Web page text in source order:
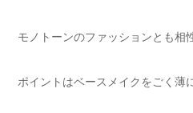
モノトーンのファッションとも相
ポイントはベースメイクをごく薄